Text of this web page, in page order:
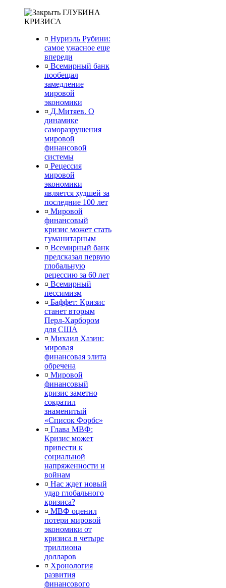
ГЛУБИНА
КРИЗИСА
¤ Нуриэль Рубини:
самое ужасное еще
впереди
¤ Всемирный банк
пообещал
замедление
мировой
экономики
¤ Д.Митяев. О
динамике
саморазрушения
мировой
финансовой
системы
¤ Рецессия
мировой
экономики
является худшей за
последние 100 лет
¤ Мировой
финансовый
кризис может стать
гуманитарным
¤ Всемирный банк
предсказал первую
глобальную
рецессию за 60 лет
¤ Всемирный
пессимизм
¤ Баффет: Кризис
станет вторым
Перл-Харбором
для США
¤ Михаил Хазин:
мировая
финансовая элита
обречена
¤ Мировой
финансовый
кризис заметно
сократил
знаменитый
«Список Форбс»
¤ Глава МВФ:
Кризис может
привести к
социальной
напряженности и
войнам
¤ Нас ждет новый
удар глобального
кризиса?
¤ МВФ оценил
потери мировой
экономики от
кризиса в четыре
триллиона
долларов
¤ Хронология
развития
финансового